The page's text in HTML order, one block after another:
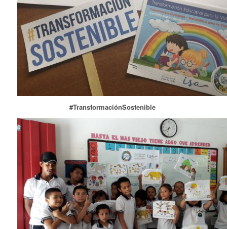
#TransformaciónSostenible